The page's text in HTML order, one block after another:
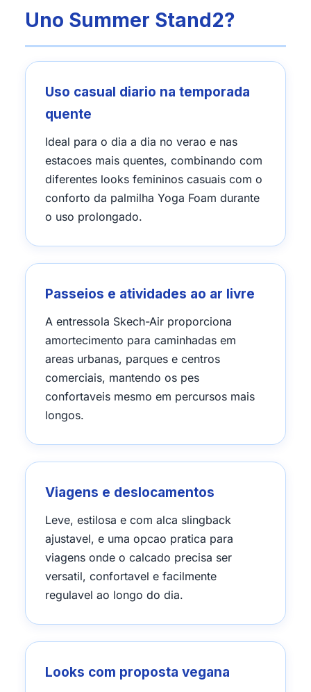
Uno Summer Stand2?
Uso casual diario na temporada
quente
Ideal para o dia a dia no verao e nas
estacoes mais quentes, combinando com
diferentes looks femininos casuais com o
conforto da palmilha Yoga Foam durante
o uso prolongado.
Passeios e atividades ao ar livre
A entressola Skech-Air proporciona
amortecimento para caminhadas em
areas urbanas, parques e centros
comerciais, mantendo os pes
confortaveis mesmo em percursos mais
longos.
Viagens e deslocamentos
Leve, estilosa e com alca slingback
ajustavel, e uma opcao pratica para
viagens onde o calcado precisa ser
versatil, confortavel e facilmente
regulavel ao longo do dia.
Looks com proposta vegana